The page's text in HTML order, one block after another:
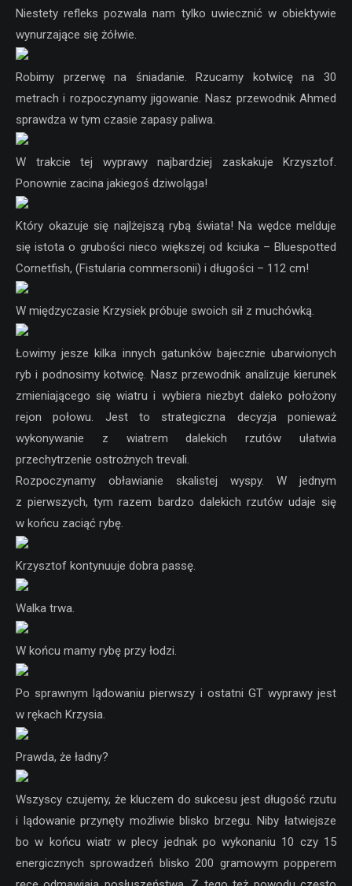
Niestety refleks pozwala nam tylko uwiecznić w obiektywie
wynurzające się żółwie.
Robimy przerwę na śniadanie. Rzucamy kotwicę na 30
metrach i rozpoczynamy jigowanie. Nasz przewodnik Ahmed
sprawdza w tym czasie zapasy paliwa.
W trakcie tej wyprawy najbardziej zaskakuje Krzysztof.
Ponownie zacina jakiegoś dziwoląga!
Który okazuje się najlżejszą rybą świata! Na wędce melduje
się istota o grubości nieco większej od kciuka – Bluespotted
Cornetfish, (Fistularia commersonii) i długości – 112 cm!
W międzyczasie Krzysiek próbuje swoich sił z muchówką.
Łowimy jesze kilka innych gatunków bajecznie ubarwionych
ryb i podnosimy kotwicę. Nasz przewodnik analizuje kierunek
zmieniającego się wiatru i wybiera niezbyt daleko położony
rejon połowu. Jest to strategiczna decyzja ponieważ
wykonywanie z wiatrem dalekich rzutów ułatwia
przechytrzenie ostrożnych trevali.
Rozpoczynamy obławianie skalistej wyspy. W jednym
z pierwszych, tym razem bardzo dalekich rzutów udaje się
w końcu zaciąć rybę.
Krzysztof kontynuuje dobra passę.
Walka trwa.
W końcu mamy rybę przy łodzi.
Po sprawnym lądowaniu pierwszy i ostatni GT wyprawy jest
w rękach Krzysia.
Prawda, że ładny?
Wszyscy czujemy, że kluczem do sukcesu jest długość rzutu
i lądowanie przynęty możliwie blisko brzegu. Niby łatwiejsze
bo w końcu wiatr w plecy jednak po wykonaniu 10 czy 15
energicznych sprowadzeń blisko 200 gramowym popperem